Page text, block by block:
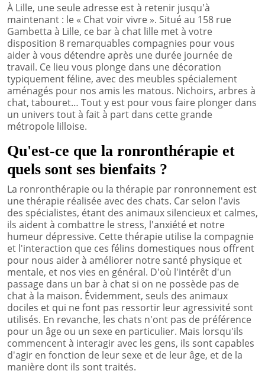
À Lille, une seule adresse est à retenir jusqu'à
maintenant : le « Chat voir vivre ». Situé au 158 rue
Gambetta à Lille, ce bar à chat lille met à votre
disposition 8 remarquables compagnies pour vous
aider à vous détendre après une durée journée de
travail. Ce lieu vous plonge dans une décoration
typiquement féline, avec des meubles spécialement
aménagés pour nos amis les matous. Nichoirs, arbres à
chat, tabouret… Tout y est pour vous faire plonger dans
un univers tout à fait à part dans cette grande
métropole lilloise.
Qu'est-ce que la ronronthérapie et
quels sont ses bienfaits ?
La ronronthérapie ou la thérapie par ronronnement est
une thérapie réalisée avec des chats. Car selon l'avis
des spécialistes, étant des animaux silencieux et calmes,
ils aident à combattre le stress, l'anxiété et notre
humeur dépressive. Cette thérapie utilise la compagnie
et l'interaction que ces félins domestiques nous offrent
pour nous aider à améliorer notre santé physique et
mentale, et nos vies en général. D'où l'intérêt d'un
passage dans un bar à chat si on ne possède pas de
chat à la maison. Évidemment, seuls des animaux
dociles et qui ne font pas ressortir leur agressivité sont
utilisés. En revanche, les chats n'ont pas de préférence
pour un âge ou un sexe en particulier. Mais lorsqu'ils
commencent à interagir avec les gens, ils sont capables
d'agir en fonction de leur sexe et de leur âge, et de la
manière dont ils sont traités.